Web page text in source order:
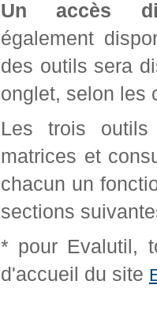
Un accès
également
des outils sera
onglet, selon les
Les trois outils
matrices et
chacun un
sections
* pour Evalutil,
d'accueil du site